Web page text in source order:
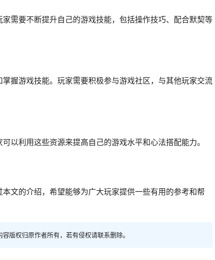
需要不断提升自己的游戏技能，包括操作技巧、配合默契等
握游戏技能。玩家需要积极参与游戏社区，与其他玩家交流
以利用这些资源来提高自己的游戏水平和心法搭配能力。
文的介绍，希望能够为广大玩家提供一些有用的参考和帮
版权归原作者所有，若有侵权请联系删除。